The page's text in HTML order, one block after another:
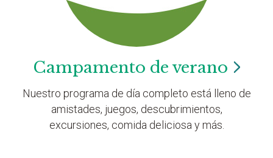
Campamento deverano
Nuestro programa de día completo está lleno de
amistades, juegos, descubrimientos,
excursiones, comida deliciosa y más.